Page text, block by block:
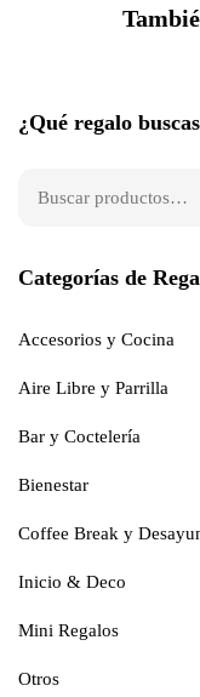
¿Qué regalo
Categorías de
Accesorios y Cocina
Aire Libre y Parrilla
Bar y Coctelería
Bienestar
Coffee Break y
Inicio & Deco
Mini Regalos
Otros